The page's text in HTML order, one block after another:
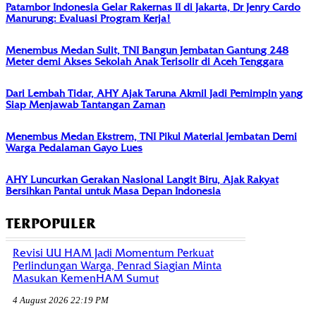
Patambor Indonesia Gelar Rakernas II di Jakarta, Dr Jenry Cardo
Manurung: Evaluasi Program Kerja!
Menembus Medan Sulit, TNI Bangun Jembatan Gantung 248
Meter demi Akses Sekolah Anak Terisolir di Aceh Tenggara
Dari Lembah Tidar, AHY Ajak Taruna Akmil Jadi Pemimpin yang
Siap Menjawab Tantangan Zaman
Menembus Medan Ekstrem, TNI Pikul Material Jembatan Demi
Warga Pedalaman Gayo Lues
AHY Luncurkan Gerakan Nasional Langit Biru, Ajak Rakyat
Bersihkan Pantai untuk Masa Depan Indonesia
TERPOPULER
Revisi UU HAM Jadi Momentum Perkuat
Perlindungan Warga, Penrad Siagian Minta
Masukan KemenHAM Sumut
4 August 2026 22:19 PM